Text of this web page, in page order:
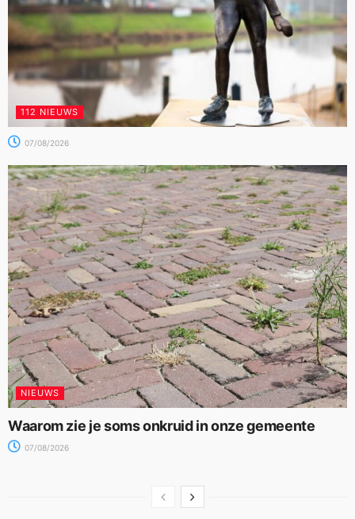
112 NIEUWS
07/08/2026
NIEUWS
Waarom zie je soms onkruid in onze gemeente
07/08/2026